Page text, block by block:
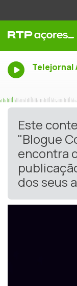
Telejornal
Este
"Blogue
encontra
dos seus